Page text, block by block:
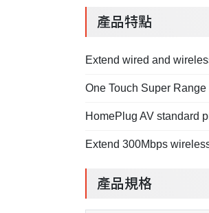
產品特點
Extend wired and
One Touch Super
HomePlug AV standard
Extend 300Mbps
產品規格